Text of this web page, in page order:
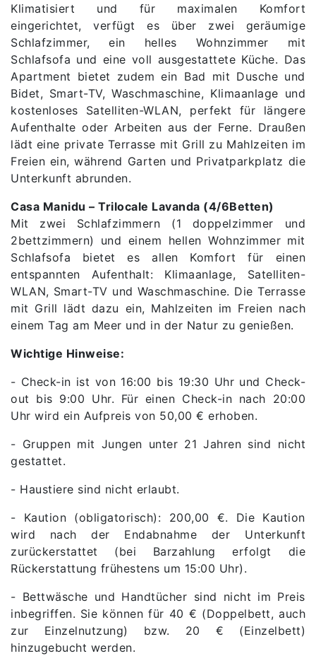
Klimatisiert und für maximalen Komfort
eingerichtet, verfügt es über zwei geräumige
Schlafzimmer, ein helles Wohnzimmer mit
Schlafsofa und eine voll ausgestattete Küche. Das
Apartment bietet zudem ein Bad mit Dusche und
Bidet, Smart-TV, Waschmaschine, Klimaanlage und
kostenloses Satelliten-WLAN, perfekt für längere
Aufenthalte oder Arbeiten aus der Ferne. Draußen
lädt eine private Terrasse mit Grill zu Mahlzeiten im
Freien ein, während Garten und Privatparkplatz die
Unterkunft abrunden.
Casa Manidu – Trilocale Lavanda (4/6Betten)
Mit zwei Schlafzimmern (1 doppelzimmer und
2bettzimmern) und einem hellen Wohnzimmer mit
Schlafsofa bietet es allen Komfort für einen
entspannten Aufenthalt: Klimaanlage, Satelliten-
WLAN, Smart-TV und Waschmaschine. Die Terrasse
mit Grill lädt dazu ein, Mahlzeiten im Freien nach
einem Tag am Meer und in der Natur zu genießen.
Wichtige Hinweise:
- Check-in ist von 16:00 bis 19:30 Uhr und Check-
out bis 9:00 Uhr. Für einen Check-in nach 20:00
Uhr wird ein Aufpreis von 50,00 € erhoben.
- Gruppen mit Jungen unter 21 Jahren sind nicht
gestattet.
- Haustiere sind nicht erlaubt.
- Kaution (obligatorisch): 200,00 €. Die Kaution
wird nach der Endabnahme der Unterkunft
zurückerstattet (bei Barzahlung erfolgt die
Rückerstattung frühestens um 15:00 Uhr).
- Bettwäsche und Handtücher sind nicht im Preis
inbegriffen. Sie können für 40 € (Doppelbett, auch
zur Einzelnutzung) bzw. 20 € (Einzelbett)
hinzugebucht werden.